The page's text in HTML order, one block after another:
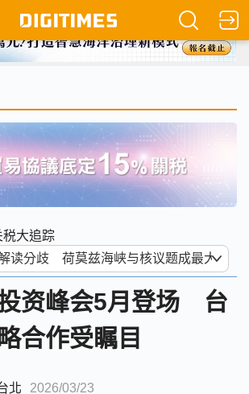
税大追踪
资峰会5月登场 台
合作受瞩目
北 2026/03/23